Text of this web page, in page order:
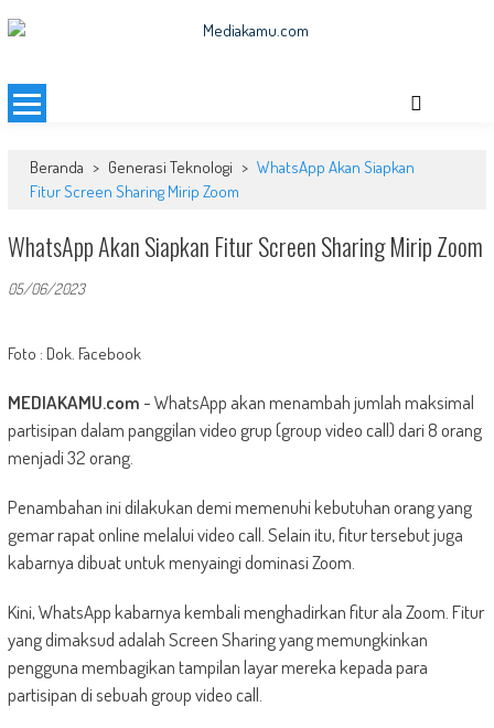
to
Beranda > Generasi Teknologi > WhatsApp Akan Siapkan
Fitur Screen Sharing Mirip Zoom
WhatsApp Akan Siapkan Fitur Screen Sharing Mirip Zoom
05/06/2023
Foto : Dok. Facebook
MEDIAKAMU.com-WhatsApp akan menambah jumlah maksimal
partisipan dalam panggilan video grup (group video call) dari 8 orang
menjadi 32 orang.
Penambahan ini dilakukan demi memenuhi kebutuhan orang yang
gemar rapat online melalui video call. Selain itu, fitur tersebut juga
kabarnya dibuat untuk menyaingi dominasi Zoom.
Kini, WhatsApp kabarnya kembali menghadirkan fitur ala Zoom. Fitur
yang dimaksud adalah Screen Sharing yang memungkinkan
pengguna membagikan tampilan layar mereka kepada para
partisipan di sebuah group video call.